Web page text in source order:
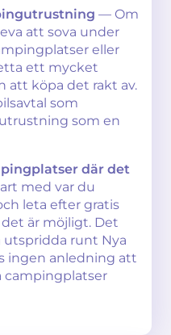
— Om
att sova under
eller
ett mycket
att köpa det rakt av.
som
som en
där det
med var du
leta efter gratis
är möjligt. Det
runt Nya
ingen anledning att
campingplatser